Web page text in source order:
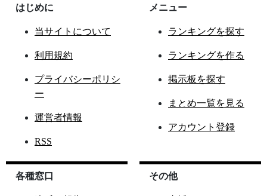
はじめに
当サイトについて
利用規約
プライバシーポリシ
ー
運営者情報
RSS
メニュー
ランキングを探す
ランキングを作る
掲示板を探す
まとめ一覧を見る
アカウント登録
各種窓口 その他